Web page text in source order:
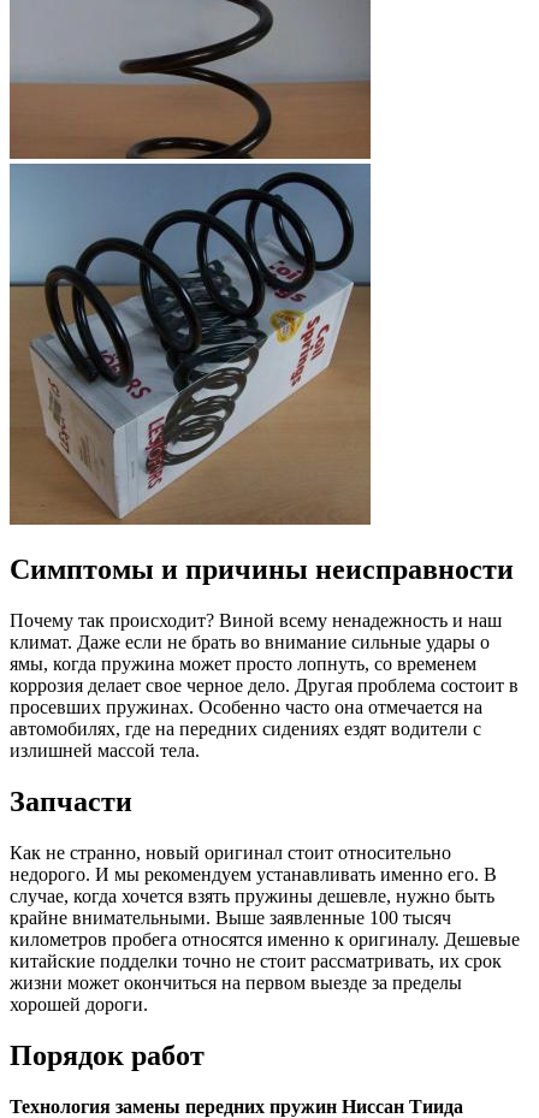
Симптомы и причины неисправности
Почему так происходит? Виной всему ненадежность и наш
климат. Даже если не брать во внимание сильные удары о
ямы, когда пружина может просто лопнуть, со временем
коррозия делает свое черное дело. Другая проблема состоит в
просевших пружинах. Особенно часто она отмечается на
автомобилях, где на передних сидениях ездят водители с
излишней массой тела.
Запчасти
Как не странно, новый оригинал стоит относительно
недорого. И мы рекомендуем устанавливать именно его. В
случае, когда хочется взять пружины дешевле, нужно быть
крайне внимательными. Выше заявленные 100 тысяч
километров пробега относятся именно к оригиналу. Дешевые
китайские подделки точно не стоит рассматривать, их срок
жизни может окончиться на первом выезде за пределы
хорошей дороги.
Порядок работ
Технология замены передних пружин Ниссан Тиида